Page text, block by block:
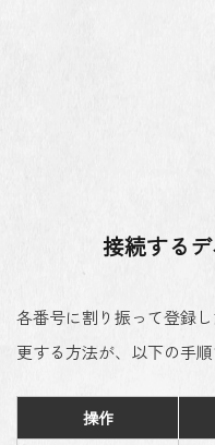
接続する
各番号に割り振って登録
更する方法が、以下の手順
操作